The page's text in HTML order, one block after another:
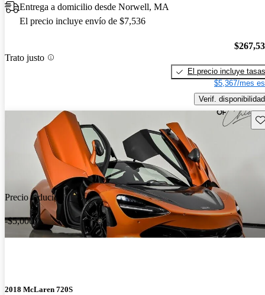
Entrega a domicilio desde Norwell, MA
El precio incluye envío de $7,536
Trato justo
El precio incluye tasas
$5,367/mes
Verif. disponibilidad
Precio reducido
-$5,000
2018 McLaren 720S